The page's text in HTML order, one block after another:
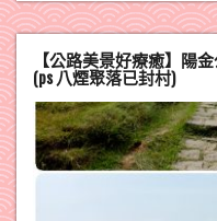
【公路美景好療癒】陽
(ps 八煙聚落已封村)